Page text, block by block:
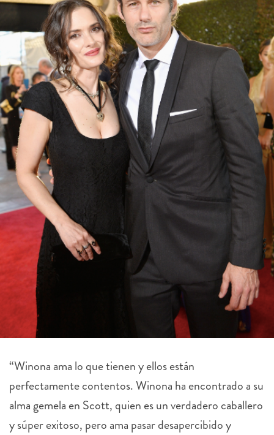
“Winona ama lo que tienen y ellos están
perfectamente contentos. Winona ha encontrado a su
alma gemela en Scott, quien es un verdadero caballero
y súper exitoso, pero ama pasar desapercibido y